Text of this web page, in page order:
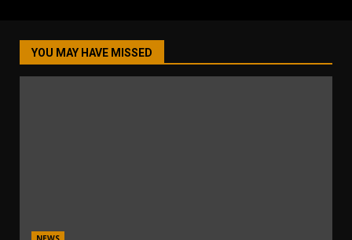
YOU MAY HAVE MISSED